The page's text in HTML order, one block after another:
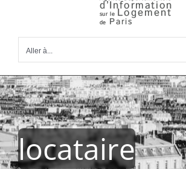
Aller à...
locataire